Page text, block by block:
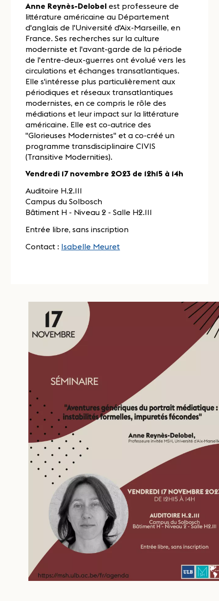
Anne Reynès-Delobel est professeure de
littérature américaine au Département
d'anglais de l'Université d'Aix-Marseille, en
France. Ses recherches sur la culture
moderniste et l'avant-garde de la période
de l'entre-deux-guerres ont évolué vers les
circulations et échanges transatlantiques.
Elle s'intéresse plus particulièrement aux
périodiques et réseaux transatlantiques
modernistes, en ce compris le rôle des
médiations et leur impact sur la littérature
américaine. Elle est co-autrice des
"Glorieuses Modernistes" et a co-créé un
programme transdisciplinaire CIVIS
(Transitive Modernities).
Vendredi 17 novembre 2023 de 12h15 à 14h
Auditoire H.2.111
Campus du Solbosch
Bâtiment H - Niveau 2 - Salle H2.111
Entrée libre, sans inscription
Contact : Isabelle Meuret